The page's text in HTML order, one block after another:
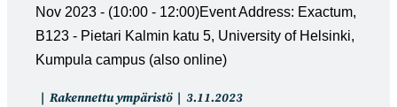
Nov 2023 - (10:00 - 12:00)Event Address: Exactum,
B123 - Pietari Kalmin katu 5, University of Helsinki,
Kumpula campus (also online)
Artikkelin
Rakennettu ympäristö
Artikkeli
3.11.2023